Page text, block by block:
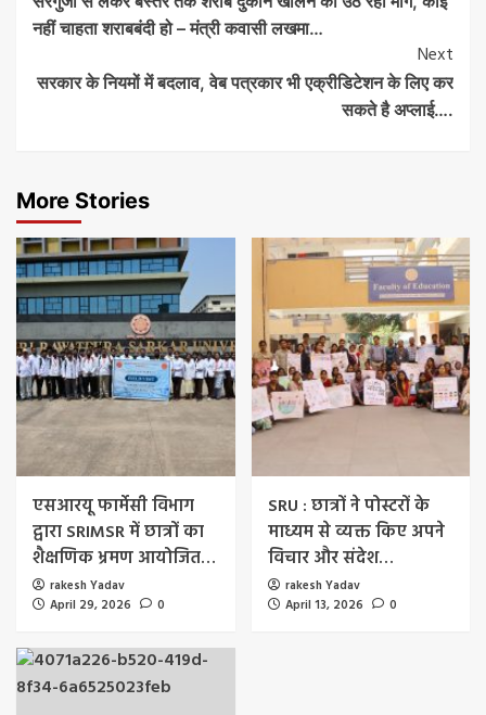
Navigation
नहीं चाहता शराबबंदी हो – मंत्री कवासी लखमा…
Next
सरकार के नियमों में बदलाव, वेब पत्रकार भी एक्रीडिटेशन के लिए कर
सकते है अप्लाई….
More Stories
एसआरयू फार्मेसी विभाग
द्वारा SRIMSR में छात्रों का
शैक्षणिक भ्रमण आयोजित…
rakesh Yadav
April 29, 2026
0
SRU : छात्रों ने पोस्टरों के
माध्यम से व्यक्त किए अपने
विचार और संदेश…
rakesh Yadav
April 13, 2026
0